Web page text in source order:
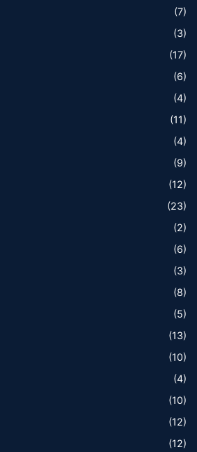
(7)
(3)
(17)
(6)
(4)
(11)
(4)
(9)
(12)
(23)
(2)
(6)
(3)
(8)
(5)
(13)
(10)
(4)
(10)
(12)
(12)